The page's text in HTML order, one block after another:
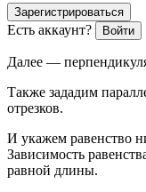
Зарегистрироваться
Есть аккаунт? Войти
Далее —
Также зададим
отрезков.
И укажем равенство
Зависимость
равной длины.